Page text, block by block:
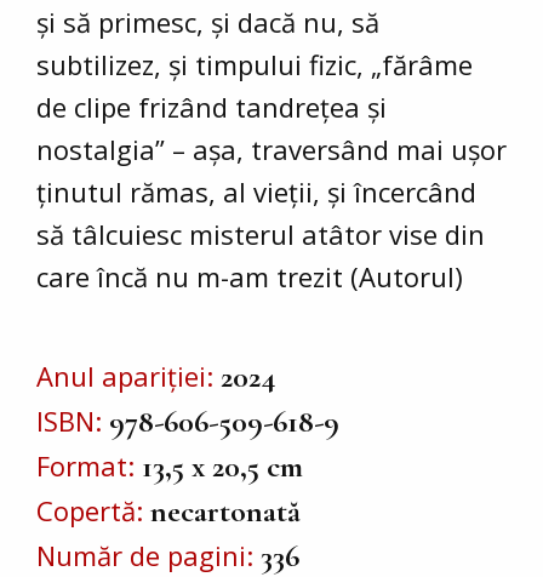
și să primesc, și dacă nu, să
subtilizez, și timpului fizic, „fărâme
de clipe frizând tandrețea și
nostalgia” – așa, traversând mai ușor
ținutul rămas, al vieții, și încercând
să tâlcuiesc misterul atâtor vise din
care încă nu m-am trezit (Autorul)
Anul apariției 2024
ISBN 978-606-509-618-9
Format 13,5 x 20,5 cm
Copertă necartonată
Număr de pagini 336